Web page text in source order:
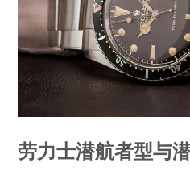
劳力士潜航者型与